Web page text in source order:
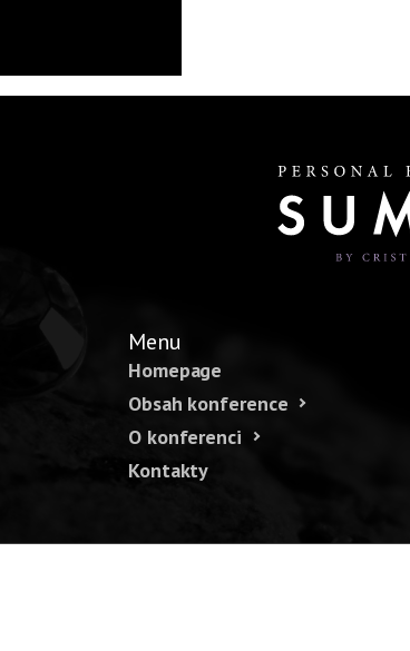
Menu
Homepage
Obsah konference
O konferenci
Kontakty